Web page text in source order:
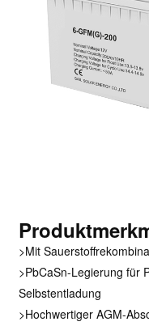
>Mit
>PbCaSn-Legierung für
Selbstentladung
>Hochwertiger AGM-